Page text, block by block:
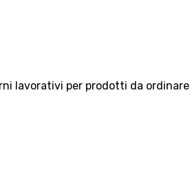
lavorativi per prodotti da ordinare